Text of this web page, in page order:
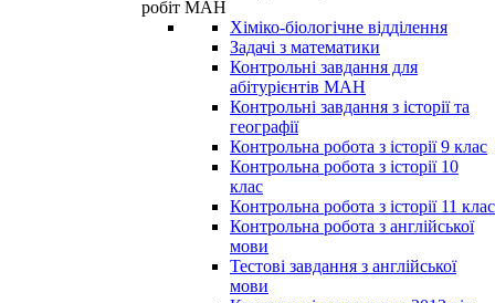
робіт МАН
Хіміко-біологічне відділення
Задачі з математики
Контрольні завдання для
абітурієнтів МАН
Контрольні завдання з історії та
географії
Контрольна робота з історії 9 клас
Контрольна робота з історії 10
клас
Контрольна робота з історії 11 клас
Контрольна робота з англійської
мови
Тестові завдання з англійської
мови